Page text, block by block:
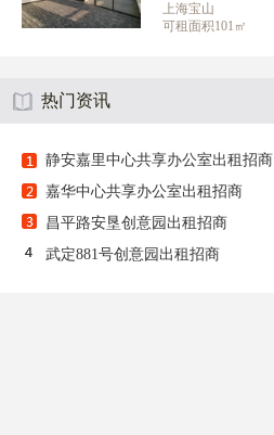
上海宝山
可租面积101㎡
热门资讯
静安嘉里中心共享办公室出租招商
嘉华中心共享办公室出租招商
昌平路安垦创意园出租招商
武定881号创意园出租招商